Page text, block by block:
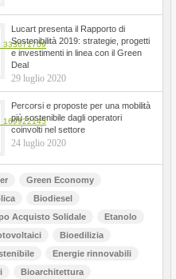
Lucart presenta il Rapporto di
Sostenibilità 2019: strategie, progetti
e investimenti in linea con il Green
Deal
29 luglio 2020
Percorsi e proposte per una mobilità
più sostenibile dagli operatori
coinvolti nel settore
24 luglio 2020
Green Economy
Biodiesel
Acquisto Solidale
Etanolo
Bioedilizia
Energie rinnovabili
Bioarchitettura